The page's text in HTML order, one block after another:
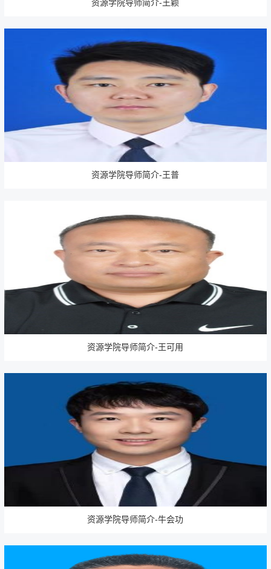
资源学院导师简介-王颖
资源学院导师简介-王普
资源学院导师简介-王可用
资源学院导师简介-牛会功